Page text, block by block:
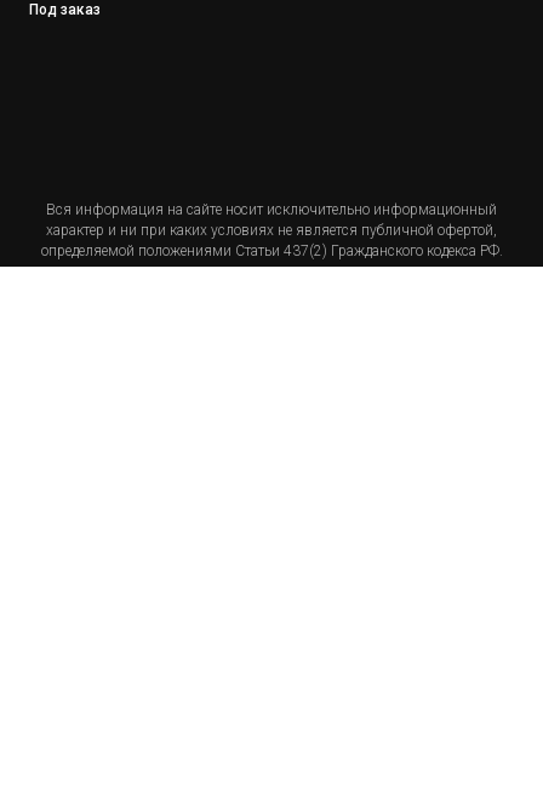
Под заказ
Вся информация на сайте носит исключительно информационный
характер и ни при каких условиях не является публичной офертой,
определяемой положениями Статьи 437(2) Гражданского кодекса РФ.